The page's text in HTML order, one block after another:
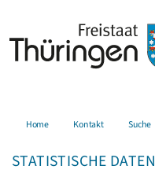
Home Kontakt Suche
STATISTISCHE DATEN